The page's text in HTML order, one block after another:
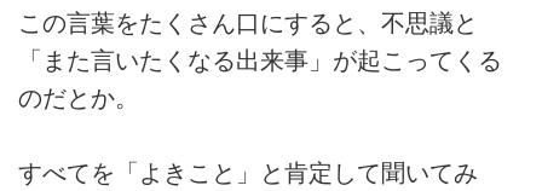
この言葉をたくさん口にすると、不思議と
「また言いたくなる出来事」が起こってくる
のだとか。
すべてを「よきこと」と肯定して聞いてみ